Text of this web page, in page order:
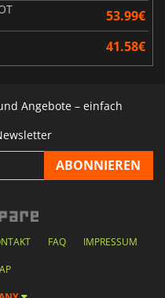
53.99€
41.58€
Angebote – einfach
FAQ IMPRESSUM